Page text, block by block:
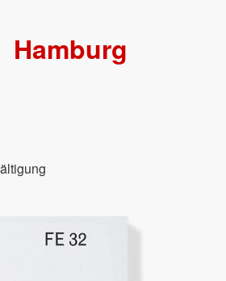
Hamburg